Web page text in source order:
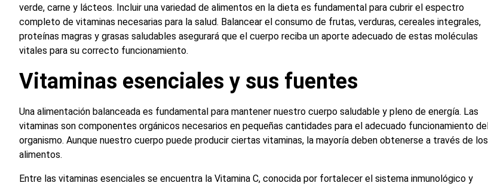
verde, carne y lácteos. Incluir una variedad de alimentos en la dieta es fundamental para cubrir el espectro
completo de vitaminas necesarias para la salud. Balancear el consumo de frutas, verduras, cereales integrales,
proteínas magras y grasas saludables asegurará que el cuerpo reciba un aporte adecuado de estas moléculas
vitales para su correcto funcionamiento.
Vitaminas esenciales y sus fuentes
Una alimentación balanceada es fundamental para mantener nuestro cuerpo saludable y pleno de energía. Las
vitaminas son componentes orgánicos necesarios en pequeñas cantidades para el adecuado funcionamiento del
organismo. Aunque nuestro cuerpo puede producir ciertas vitaminas, la mayoría deben obtenerse a través de los
alimentos.
Entre las vitaminas esenciales se encuentra la Vitamina C, conocida por fortalecer el sistema inmunológico y